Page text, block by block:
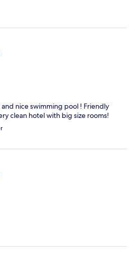
nice swimming pool ! Friendly
clean hotel with big size rooms!